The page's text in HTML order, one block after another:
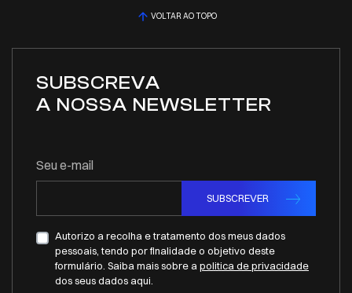
VOLTAR AO TOPO
SUBSCREVA
A NOSSA NEWSLETTER
Seu e-mail
SUBSCREVER
Autorizo a recolha e tratamento dos meus dados
pessoais, tendo por finalidade o objetivo deste
formulário. Saiba mais sobre a politica de privacidade
dos seus dados aqui.